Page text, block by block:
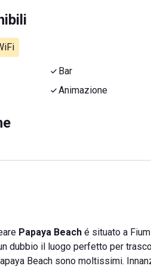
Bar
Animazione
Papaya Beach é situato a
dubbio il luogo perfetto per
Beach sono moltissimi.